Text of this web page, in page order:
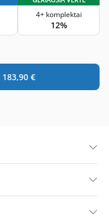
4+ komplektai
12%
183,90 €